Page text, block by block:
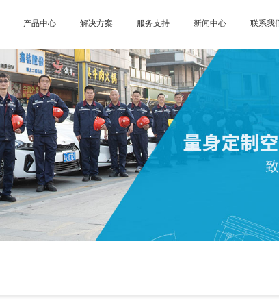
产品中心 解决方案 服务支持 新闻中心 联系我